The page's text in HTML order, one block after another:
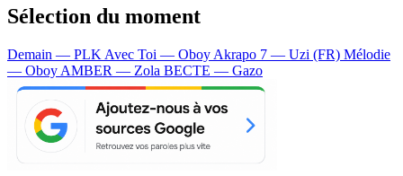
Sélection du moment
Demain — PLK Avec Toi — Oboy Akrapo 7 — Uzi (FR) Mélodie
— Oboy AMBER — Zola BECTE — Gazo